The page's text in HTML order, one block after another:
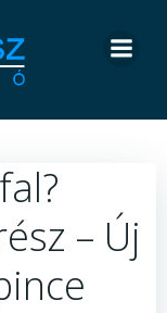
– Új